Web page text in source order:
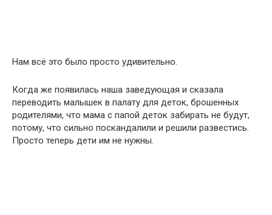
Нам всё это было просто удивительно.
Когда же появилась наша заведующая и сказала
переводить малышек в палату для деток, брошенных
родителями, что мама с папой деток забирать не будут,
потому, что сильно поскандалили и решили развестись.
Просто теперь дети им не нужны.